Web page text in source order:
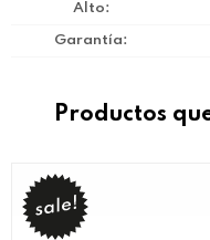
Alto
Garantía
Productos